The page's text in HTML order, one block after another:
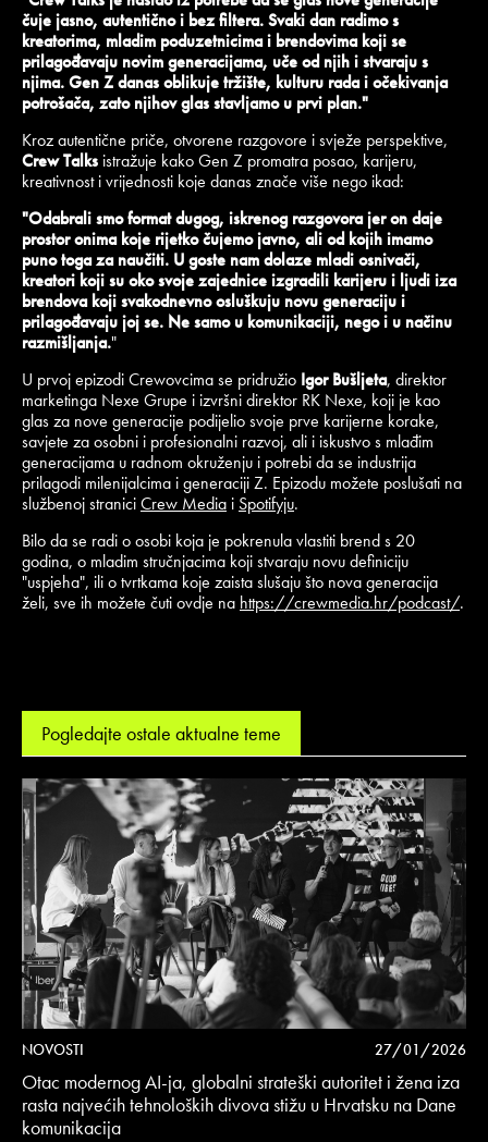
čuje jasno, autentično i bez filtera. Svaki dan radimo s
kreatorima, mladim poduzetnicima i brendovima koji se
prilagođavaju novim generacijama, uče od njih i stvaraju s
njima. Gen Z danas oblikuje tržište, kulturu rada i očekivanja
potrošača, zato njihov glas stavljamo u prvi plan."
Kroz autentične priče, otvorene razgovore i svježe perspektive,
Crew Talks istražuje kako Gen Z promatra posao, karijeru,
kreativnost i vrijednosti koje danas znače više nego ikad:
"Odabrali smo format dugog, iskrenog razgovora jer on daje
prostor onima koje rijetko čujemo javno, ali od kojih imamo
puno toga za naučiti. U goste nam dolaze mladi osnivači,
kreatori koji su oko svoje zajednice izgradili karijeru i ljudi iza
brendova koji svakodnevno osluškuju novu generaciju i
prilagođavaju joj se. Ne samo u komunikaciji, nego i u načinu
razmišljanja."
U prvoj epizodi Crewovcima se pridružio Igor Bušljeta, direktor
marketinga Nexe Grupe i izvršni direktor RK Nexe, koji je kao
glas za nove generacije podijelio svoje prve karijerne korake,
savjete za osobni i profesionalni razvoj, ali i iskustvo s mlađim
generacijama u radnom okruženju i potrebi da se industrija
prilagodi milenijalcima i generaciji Z. Epizodu možete poslušati na
službenoj straniciCrew Media i Spotifyju.
Bilo da se radi o osobi koja je pokrenula vlastiti brend s 20
godina, o mladim stručnjacima koji stvaraju novu definiciju
"uspjeha", ili o tvrtkama koje zaista slušaju što nova generacija
želi, sve ih možete čuti ovdje na https://crewmedia.hr/podcast/.
Pogledajte ostale aktualne teme
NOVOSTI 27/01/2026
Otac modernog AI-ja, globalni strateški autoritet i žena iza
rasta najvećih tehnoloških divova stižu u Hrvatsku na Dane
komunikacija